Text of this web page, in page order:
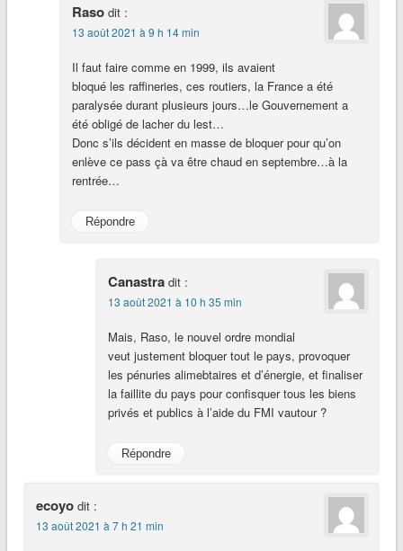
Raso dit :
13 août 2021 à 9 h 14 min
Il faut faire comme en 1999, ils avaient
bloqué les raffineries, ces routiers, la France a été
paralysée durant plusieurs jours…le Gouvernement a
été obligé de lacher du lest…
Donc s’ils décident en masse de bloquer pour qu’on
enlève ce pass çà va être chaud en septembre…à la
rentrée…
Répondre
Canastra dit :
13 août 2021 à 10 h 35 min
Mais, Raso, le nouvel ordre mondial
veut justement bloquer tout le pays, provoquer
les pénuries alimebtaires et d’énergie, et finaliser
la faillite du pays pour confisquer tous les biens
privés et publics à l’aide du FMI vautour ?
Répondre
ecoyo dit :
13 août 2021 à 7 h 21 min